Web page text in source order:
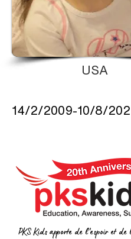
USA
14/2/2009-10/8/
PKS Kids apporte de l'espoir et